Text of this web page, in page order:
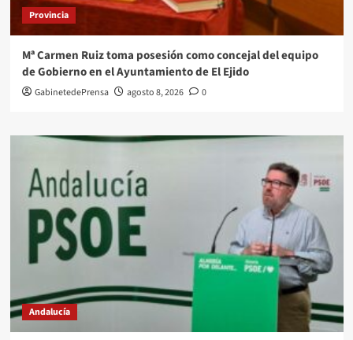
Provincia
Mª Carmen Ruiz toma posesión como concejal del equipo
de Gobierno en el Ayuntamiento de El Ejido
GabinetedePrensa agosto 8, 2026 0
Andalucía